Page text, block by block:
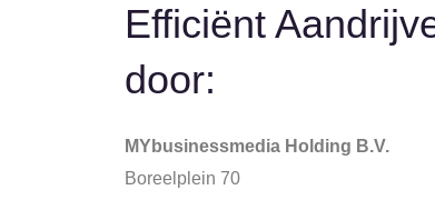
Efficiënt
door:
MYbusinessmedia Holding B.V.
Boreelplein 70